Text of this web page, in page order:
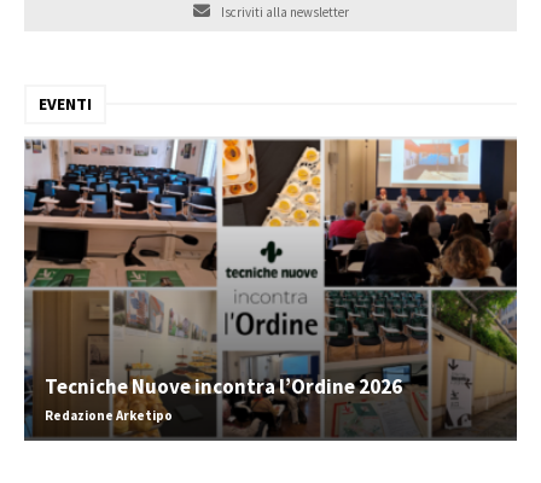
Iscriviti alla newsletter
EVENTI
Tecniche Nuove incontra l’Ordine 2026
Redazione Arketipo